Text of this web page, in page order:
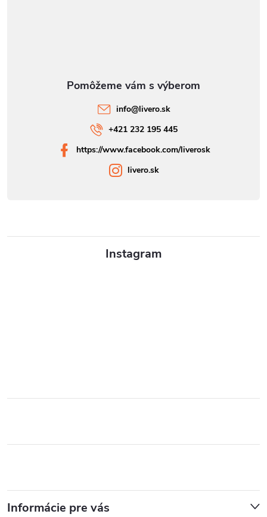
Instagram
Informácie pre vás
info@livero.sk
+421 232 195 445
https://www.facebook.com/liverosk
livero.sk